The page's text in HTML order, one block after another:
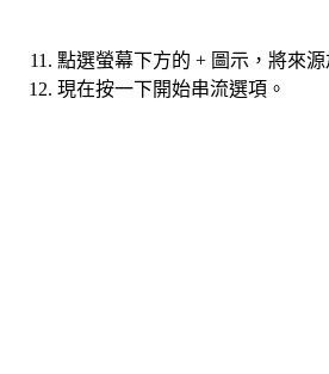
點選螢幕下方的 + 圖示，將來源
現在按一下開始串流選項。